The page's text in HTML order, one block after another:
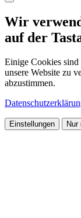
Wir
auf der
Einige Cookies sind
unsere Website zu
abzustimmen.
Einstellungen Nur